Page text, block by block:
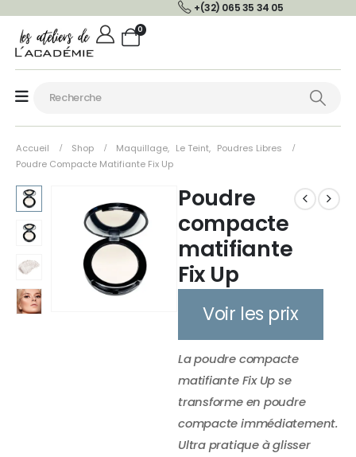
+(32) 065 35 34 05
0
Accueil Shop Maquillage, Le Teint, Poudres Libres
Poudre Compacte Matifiante Fix Up
Poudre
compacte
matifiante
Fix Up
Voir les prix
La poudre compacte
matifiante Fix Up se
transforme en poudre
compacte immédiatement.
Ultra pratique à glisser